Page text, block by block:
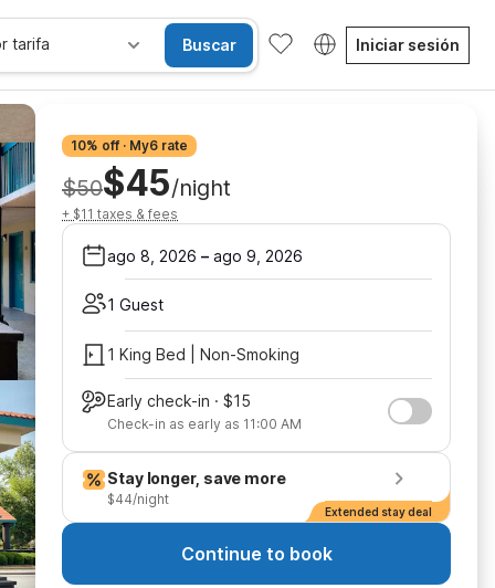
tarifa Buscar Iniciar sesión
10% off · My6 rate
$50$45/night
+ $11 taxes & fees
ago 8, 2026 – ago 9, 2026
1 Guest
1 King Bed | Non-Smoking
Early check-in · $15
Check-in as early as 11:00 AM
Stay longer, save more
$44/night
Extended stay deal
Continue to book